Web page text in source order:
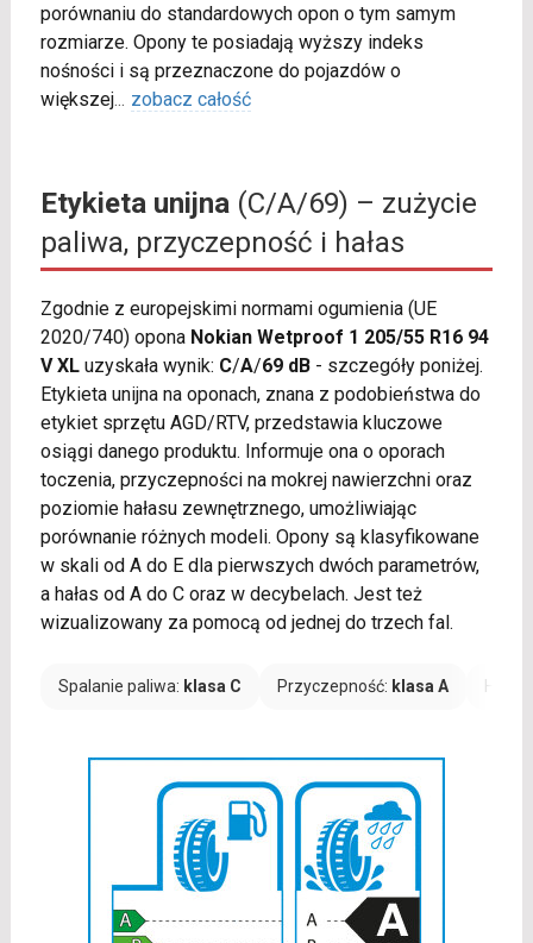
porównaniu do standardowych opon o tym samym
rozmiarze. Opony te posiadają wyższy indeks
nośności i są przeznaczone do pojazdów o
większej... zobacz całość
Etykieta unijna(C/A/69) – zużycie
paliwa, przyczepność i hałas
Zgodnie z europejskimi normami ogumienia (UE
2020/740) opona Nokian Wetproof 1 205/55 R16 94
V XLuzyskała wynik: C/A/69 dB- szczegóły poniżej.
Etykieta unijna na oponach, znana z podobieństwa do
etykiet sprzętu AGD/RTV, przedstawia kluczowe
osiągi danego produktu. Informuje ona o oporach
toczenia, przyczepności na mokrej nawierzchni oraz
poziomie hałasu zewnętrznego, umożliwiając
porównanie różnych modeli. Opony są klasyfikowane
w skali od A do E dla pierwszych dwóch parametrów,
a hałas od A do C oraz w decybelach. Jest też
wizualizowany za pomocą od jednej do trzech fal.
Spalanie paliwa: klasa C Przyczepność: klasa A